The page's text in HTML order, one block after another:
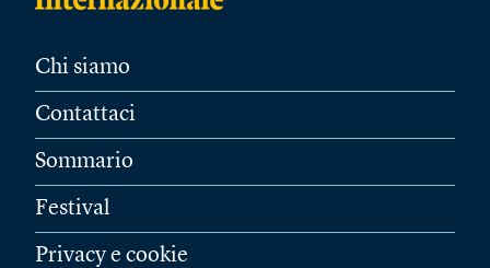
Chi siamo
Contattaci
Sommario
Festival
Privacy e cookie